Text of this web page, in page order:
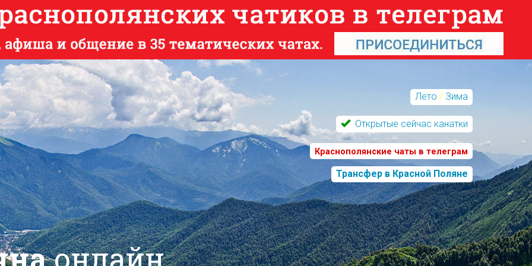
Лето / Зима
Открытые сейчас канатки
Краснополянские чаты в телеграм
Трансфер в Красной Поляне